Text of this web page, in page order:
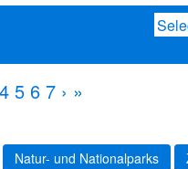
4 5 6 7 › »
Natur- und Nationalparks